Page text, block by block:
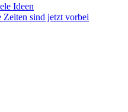
Ideen
sind jetzt vorbei